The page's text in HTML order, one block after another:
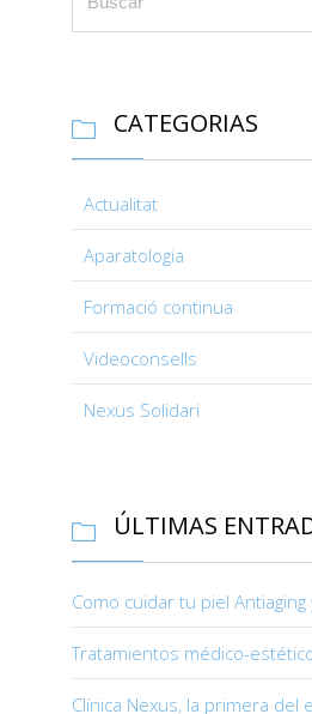
 CATEGORIAS
Actualitat
Aparatologia
Formació continua
Videoconsells
Nexus Solidari
 ÚLTIMAS
Como cuidar tu piel Antiaging
Tratamientos médico-
Clínica Nexus, la primera del